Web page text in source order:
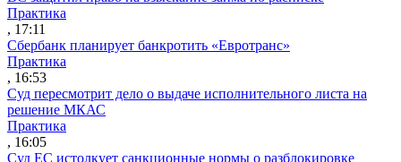
Практика
, 17:11
Сбербанк планирует банкротить «Евротранс»
Практика
, 16:53
Суд пересмотрит дело о выдаче исполнительного листа на
решение МКАС
Практика
, 16:05
Суд ЕС истолкует санкционные нормы о разблокировке